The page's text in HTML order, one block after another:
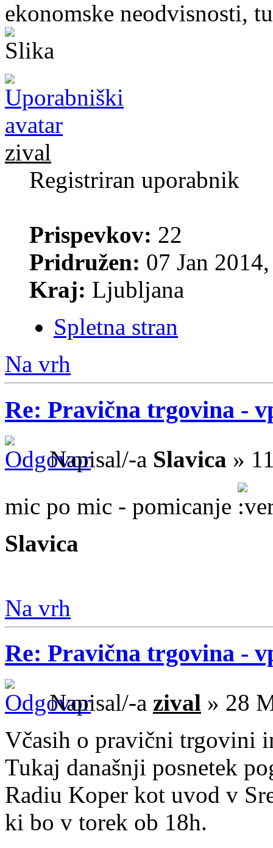
ekonomske neodvisnosti,
zival
Registriran uporabnik
Prispevkov: 22
Pridružen: 07 Jan
Kraj: Ljubljana
Spletna stran
Na vrh
Re: Pravična trgovina -
Napisal/-a Slavica »
mic po mic - pomicanje
Slavica
Na vrh
Re: Pravična trgovina -
Napisal/-a zival » 28
Včasih o pravični trgovini
Tukaj današnji posnetek
Radiu Koper kot uvod v
ki bo v torek ob 18h.